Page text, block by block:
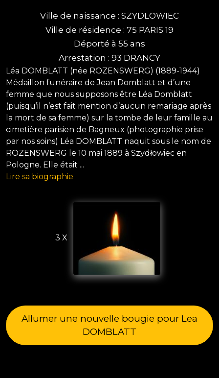
Ville de naissance : SZYDLOWIEC
Ville de résidence : 75 PARIS 19
Déporté à 55 ans
Arrestation : 93 DRANCY
Léa DOMBLATT (née ROZENSWERG) (1889-1944)
Médaillon funéraire de Jean Domblatt et d’une
femme que nous supposons être Léa Domblatt
(puisqu’il n’est fait mention d’aucun remariage après
la mort de sa femme) sur la tombe de leur famille au
cimetière parisien de Bagneux (photographie prise
par nos soins) Léa DOMBLATT naquit sous le nom de
ROZENSWERG le 10 mai 1889 à Szydłowiec en
Pologne. Elle était ...
Lire sa biographie
3 X
Allumer une nouvelle bougie pour Lea
DOMBLATT